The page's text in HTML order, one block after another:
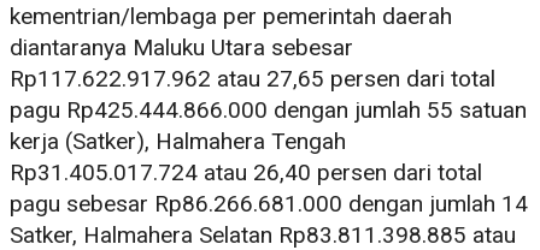
kementrian/lembaga per pemerintah daerah
diantaranya Maluku Utara sebesar
Rp117.622.917.962 atau 27,65 persen dari total
pagu Rp425.444.866.000 dengan jumlah 55 satuan
kerja (Satker), Halmahera Tengah
Rp31.405.017.724 atau 26,40 persen dari total
pagu sebesar Rp86.266.681.000 dengan jumlah 14
Satker, Halmahera Selatan Rp83.811.398.885 atau